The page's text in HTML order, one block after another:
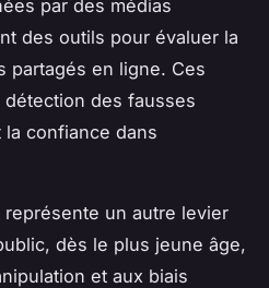
par des médias
des outils pour évaluer la
partagés en ligne. Ces
des fausses
confiance dans
représente un autre levier
dès le plus jeune âge,
et aux biais